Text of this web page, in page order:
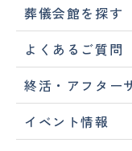
葬儀会館を探す
よくあるご質問
終活・アフター
イベント情報